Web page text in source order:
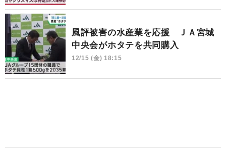
風評被害の水産業を応援 ＪＡ宮城
中央会がホタテを共同購入
12/15 (金) 18:15